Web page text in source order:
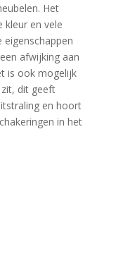
Het
kleur en vele
eigenschappen
afwijking aan
is ook mogelijk
dit geeft
en hoort
in het